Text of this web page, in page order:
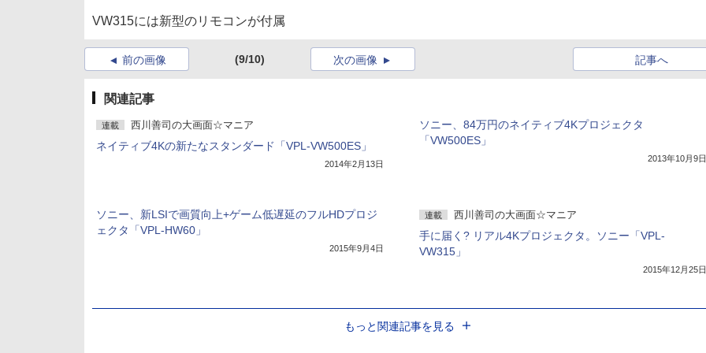
VW315には新型のリモコンが付属
前の画像 (9/10) 記事へ
次の画像
関連記事
連載 西川善司の大画面☆マニア
ネイティブ4Kの新たなスタンダード「VPL-VW500ES」
2014年2月13日
ソニー、84万円のネイティブ4Kプロジェクタ
「VW500ES」
2013年10月9日
ソニー、新LSIで画質向上+ゲーム低遅延のフルHDプロジ
ェクタ「VPL-HW60」
2015年9月4日
連載 西川善司の大画面☆マニア
手に届く? リアル4Kプロジェクタ。ソニー「VPL-
VW315」
2015年12月25日
もっと関連記事を見る